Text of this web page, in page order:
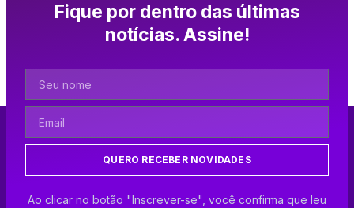
Fique por dentro das últimas
notícias. Assine!
QUERO RECEBER NOVIDADES
Ao clicar no botão "Inscrever-se", você confirma que leu